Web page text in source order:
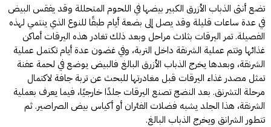
تضع أنثى الذباب الأزرق الكبير بيضها في اللحوم المتحللة وقد يفقس البيض
في عدة ساعات قليلة وقد يصل إلى بضعة أيام طبقًا للنوع الذي ينتمي لهذه
الفصيلة. تمر اليرقات بثلاث مراحل وبعد ذلك تغادر هذه اليرقات أماكن
غذائها وتتم عملية الشرنقة داخل التربة، وفي غضون عدة أيام تكتمل عملية
الشرنقة، وبعدها يخرج الذباب الأزرق البالغ فالبيض يوضع في لحمة عفنة
تمثل مصدر غذاء اليرقات قبل مغادرتها للبحث عن تربة جافة لاكتمال
مرحلة التشرنق. بعد النضج تصنع اليرقات جلدًا خارجيًا، فيما يعرف بعملية
الشرنقة، هذا الجلد يشبه فضلات الفئران أو أكياس بيض الصراصير. ثم
تتطور الشرانق ويخرج الذباب البالغ.